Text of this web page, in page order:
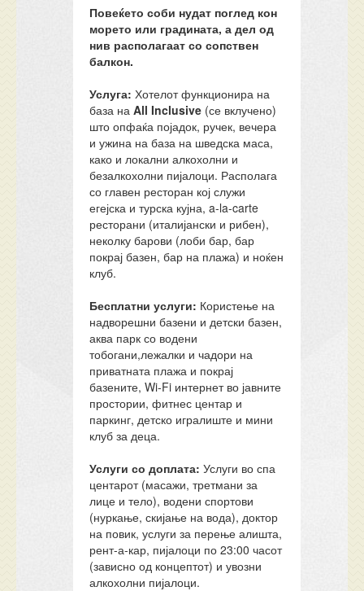
Повеќето соби нудат поглед кон
морето или градината, а дел од
нив располагаат со сопствен
балкон.
Услуга: Хотелот функционира на
база наAll Inclusive (се вклучено)
што опфаќа појадок, ручек, вечера
и ужина на база на шведска маса,
како и локални алкохолни и
безалкохолни пијалоци. Располага
со главен ресторан кој служи
егејска и турска кујна, a-la-carte
ресторани (италијански и рибен),
неколку барови (лоби бар, бар
покрај базен, бар на плажа) и ноќен
клуб.
Бесплатни услуги: Користење на
надворешни базени и детски базен,
аква парк со водени
тобогани,лежалки и чадори на
приватната плажа и покрај
базените, Wi-Fi интернет во јавните
простории, фитнес центар и
паркинг, детско игралиште и мини
клуб за деца.
Услуги со доплата: Услуги во спа
центарот (масажи, третмани за
лице и тело), водени спортови
(нуркање, скијање на вода), доктор
на повик, услуги за перење алишта,
рент-а-кар, пијалоци по 23:00 часот
(зависно од концептот) и увозни
алкохолни пијалоци.